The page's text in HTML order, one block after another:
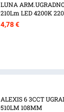
LUNA
210Lm LED 4200K
4,78€
ALEXIS 6 3CCT
510LM 108MM